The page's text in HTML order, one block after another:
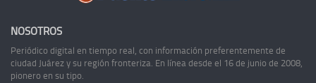
NOSOTROS
Periódico digital en tiempo real, con información preferentemente de
ciudad Juárez y su región fronteriza. En línea desde el 16 de junio de 2008,
pionero en su tipo.